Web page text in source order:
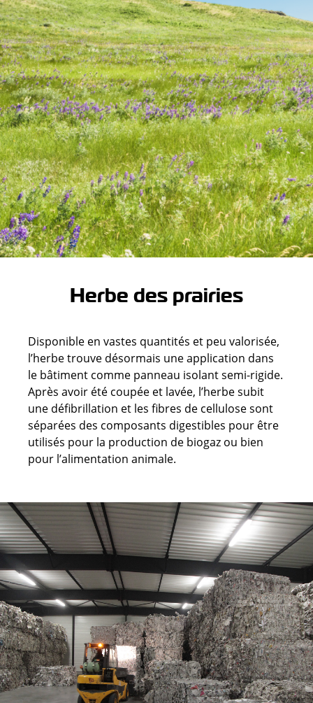
Herbe des prairies
Disponible en vastes quantités et peu valorisée,
l’herbe trouve désormais une application dans
le bâtiment comme panneau isolant semi-rigide.
Après avoir été coupée et lavée, l’herbe subit
une défibrillation et les fibres de cellulose sont
séparées des composants digestibles pour être
utilisés pour la production de biogaz ou bien
pour l’alimentation animale.